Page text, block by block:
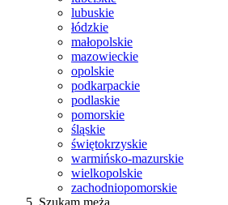
lubuskie
łódzkie
małopolskie
mazowieckie
opolskie
podkarpackie
podlaskie
pomorskie
śląskie
świętokrzyskie
warmińsko-mazurskie
wielkopolskie
zachodniopomorskie
Szukam męża